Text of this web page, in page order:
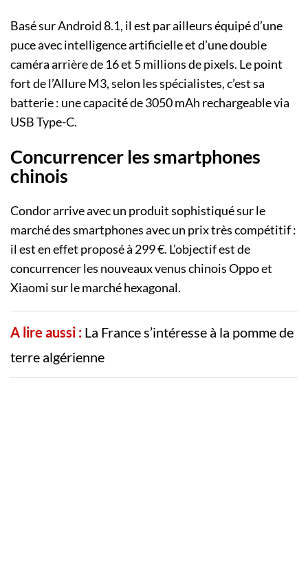
Basé sur Android 8.1, il est par ailleurs équipé d’une
puce avec intelligence artificielle et d’une double
caméra arrière de 16 et 5 millions de pixels. Le point
fort de l’Allure M3, selon les spécialistes, c’est sa
batterie : une capacité de 3050 mAh rechargeable via
USB Type-C.
Concurrencer les smartphones
chinois
Condor arrive avec un produit sophistiqué sur le
marché des smartphones avec un prix très compétitif :
il est en effet proposé à 299 €. L’objectif est de
concurrencer les nouveaux venus chinois Oppo et
Xiaomi sur le marché hexagonal.
A lire aussi : La France s’intéresse à la pomme de
terre algérienne